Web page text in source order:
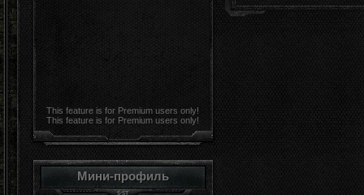
This feature is for Premium users only!
This feature is for Premium users only!
Мини-профиль